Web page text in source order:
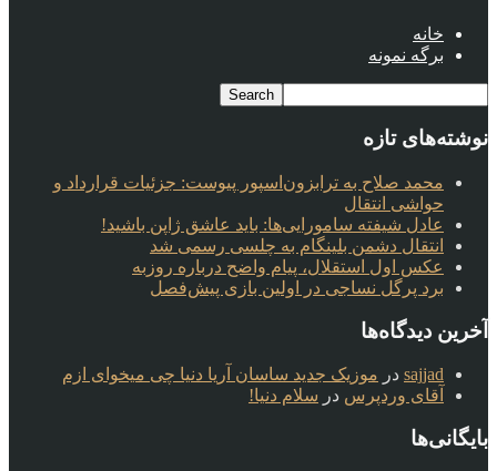
خانه
برگه نمونه
نوشته‌های تازه
محمد صلاح به ترابزون‌اسپور پیوست: جزئیات قرارداد و
حواشی انتقال
عادل شیفته سامورایی‌ها: باید عاشق ژاپن باشید!
انتقال دشمن بلینگام به چلسی رسمی شد
عکس اول استقلال، پیام واضح درباره روزبه
برد پرگل نساجی در اولین بازی پیش‌فصل
آخرین دیدگاه‌ها
sajjad در موزیک جدید ساسان آریا دنیا چی میخوای ازم
آقای وردپرس در سلام دنیا!
بایگانی‌ها